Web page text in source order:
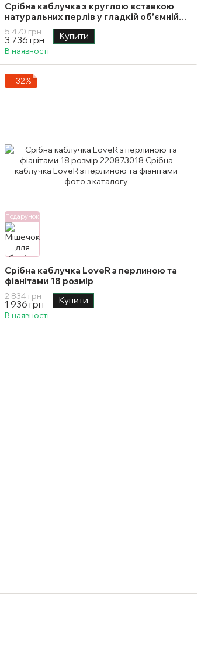
Срібна каблучка з круглою вставкою
натуральних перлів у гладкій об’ємній
формі LoveR 18 розмір
5 470 грн
3 736 грн Купити
В наявності
Подарунок
−32%
Срібна каблучка LoveR з перлиною та
фіанітами 18 розмір
2 834 грн
1 936 грн Купити
В наявності